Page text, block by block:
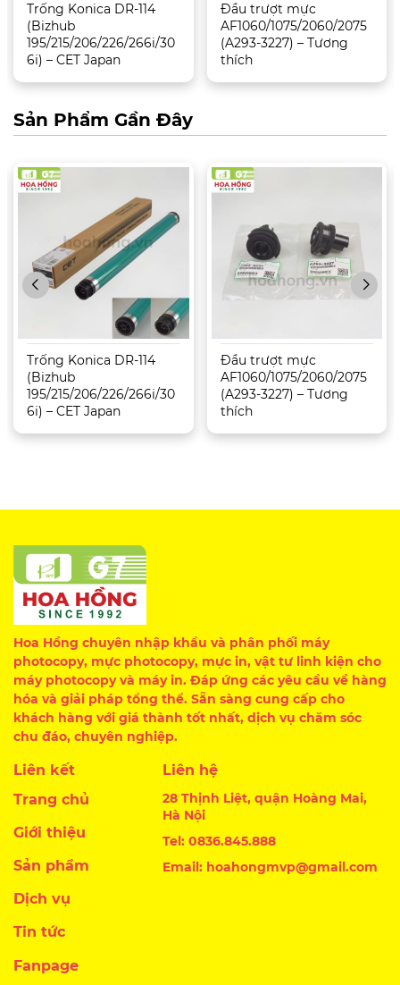
Trống Konica DR-114
(Bizhub
195/215/206/226/266i/30
6i) – CET Japan
Đầu trượt mực
AF1060/1075/2060/2075
(A293-3227) – Tương
thích
Sản Phẩm Gần Đây
Trống Konica DR-114
(Bizhub
195/215/206/226/266i/30
6i) – CET Japan
Đầu trượt mực
AF1060/1075/2060/2075
(A293-3227) – Tương
thích
Hoa Hồng chuyên nhập khẩu và phân phối máy
photocopy, mực photocopy, mực in, vật tư linh kiện cho
máy photocopy và máy in. Đáp ứng các yêu cầu về hàng
hóa và giải pháp tổng thể. Sẵn sàng cung cấp cho
khách hàng với giá thành tốt nhất, dịch vụ chăm sóc
chu đáo, chuyên nghiệp.
Liên kết
Trang chủ
Giới thiệu
Sản phẩm
Dịch vụ
Tin tức
Liên hệ
28 Thịnh Liệt, quận Hoàng Mai,
Hà Nội
Tel: 0836.845.888
Email: hoahongmvp@gmail.com
Fanpage